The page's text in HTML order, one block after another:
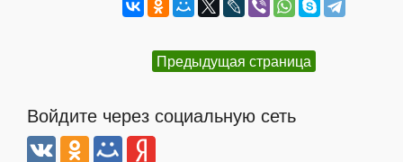
Предыдущая страница
Войдите через социальную сеть